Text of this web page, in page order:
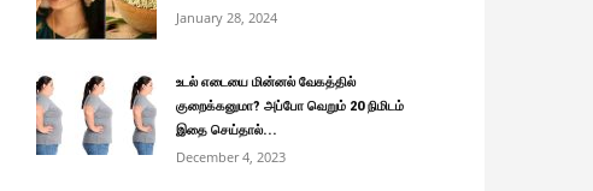
January 28, 2024
உடல் எடையை மின்னல் வேகத்தில்
குறைக்கனுமா? அப்போ வெறும் 20 நிமிடம்
இதை செய்தால்...
December 4, 2023